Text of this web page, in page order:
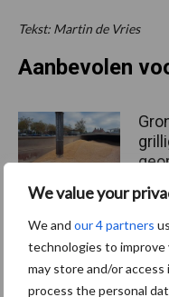
We value your
We and our 4 partners
technologies to
may store and/or
process the personal
Tekst: Martin de Vries
Aanbevolen
De